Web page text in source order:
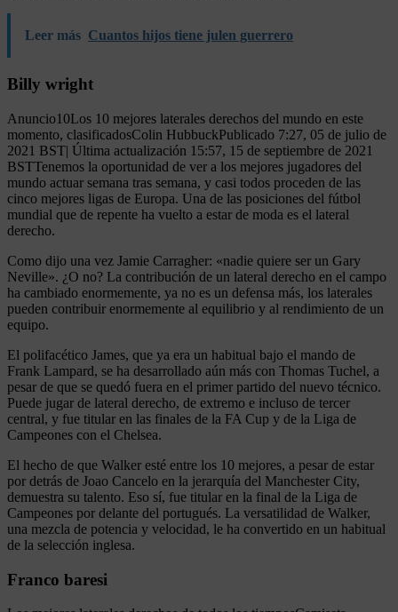
Leer más Cuantos hijos tiene julen guerrero
Billy wright
Anuncio10Los 10 mejores laterales derechos del mundo en este
momento, clasificadosColin HubbuckPublicado 7:27, 05 de julio de
2021 BST| Última actualización 15:57, 15 de septiembre de 2021
BSTTenemos la oportunidad de ver a los mejores jugadores del
mundo actuar semana tras semana, y casi todos proceden de las
cinco mejores ligas de Europa. Una de las posiciones del fútbol
mundial que de repente ha vuelto a estar de moda es el lateral
derecho.
Como dijo una vez Jamie Carragher: «nadie quiere ser un Gary
Neville». ¿O no? La contribución de un lateral derecho en el campo
ha cambiado enormemente, ya no es un defensa más, los laterales
pueden contribuir enormemente al equilibrio y al rendimiento de un
equipo.
El polifacético James, que ya era un habitual bajo el mando de
Frank Lampard, se ha desarrollado aún más con Thomas Tuchel, a
pesar de que se quedó fuera en el primer partido del nuevo técnico.
Puede jugar de lateral derecho, de extremo e incluso de tercer
central, y fue titular en las finales de la FA Cup y de la Liga de
Campeones con el Chelsea.
El hecho de que Walker esté entre los 10 mejores, a pesar de estar
por detrás de Joao Cancelo en la jerarquía del Manchester City,
demuestra su talento. Eso sí, fue titular en la final de la Liga de
Campeones por delante del portugués. La versatilidad de Walker,
una mezcla de potencia y velocidad, le ha convertido en un habitual
de la selección inglesa.
Franco baresi